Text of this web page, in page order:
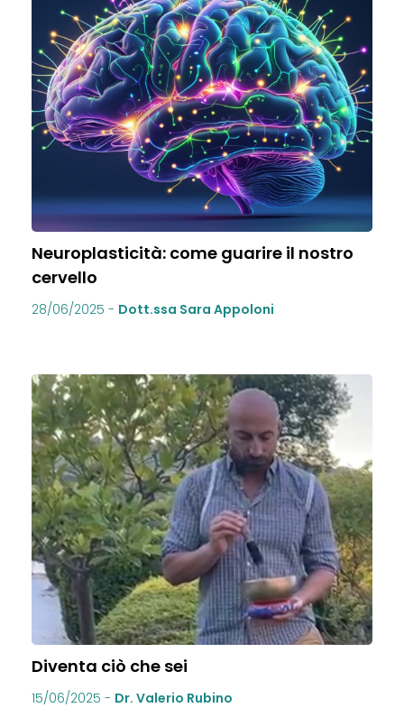
Neuroplasticità: come guarire il nostro
cervello
28/06/2025 - Dott.ssa Sara Appoloni
Diventa ciò che sei
15/06/2025 - Dr. Valerio Rubino